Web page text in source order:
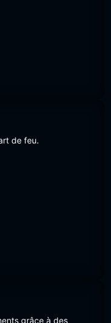
de feu.
grâce à des